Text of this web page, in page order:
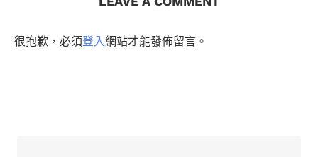
很抱歉，必須登入網站才能發佈留言。